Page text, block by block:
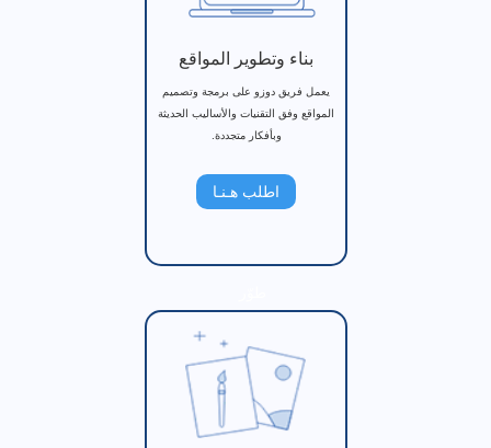
بناء وتطوير المواقع
يعمل فريق دوزو على برمجة وتصميم
المواقع وفق التقنيات والأساليب الحديثة
وبأفكار متجددة.
اطلب هـنـا